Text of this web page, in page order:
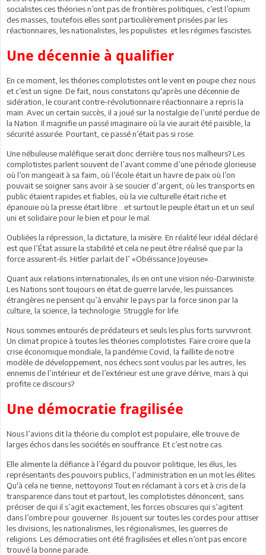
socialistes ces théories n’ont pas de frontières politiques, c’est l’opium
des masses, toutefois elles sont particulièrement prisées par les
réactionnaires, les nationalistes, les populistes et les régimes fascistes.
Une décennie à qualifier
En ce moment, les théories complotistes ont le vent en poupe chez nous
et c’est un signe. De fait, nous constatons qu'après une décennie de
sidération, le courant contre-révolutionnaire réactionnaire a repris la
main. Avec un certain succès, il a joué sur la nostalgie de l’unité perdue de
la Nation. Il magnifie un passé imaginaire où la vie aurait été paisible, la
sécurité assurée. Pourtant, ce passé n’était pas si rose.
Une nébuleuse maléfique serait donc derrière tous nos malheurs? Les
complotistes parlent souvent de l’avant comme d’une période glorieuse
où l’on mangeait à sa faim, où l’école était un havre de paix où l’on
pouvait se soigner sans avoir à se soucier d’argent, où les transports en
public étaient rapides et fiables, où la vie culturelle était riche et
épanouie où la presse était libre …et surtout le peuple était un et un seul
uni et solidaire pour le bien et pour le mal.
Oubliées la répression, la dictature, la misère. En réalité leur idéal déclaré
est que l’État assure la stabilité et cela ne peut être réalisé que par la
force assurent-ils. Hitler parlait de l’ «Obéissance Joyeuse».
Quant aux relations internationales, ils en ont une vision néo-Darwiniste.
Les Nations sont toujours en état de guerre larvée, les puissances
étrangères ne pensent qu’à envahir le pays par la force sinon par la
culture, la science, la technologie. Struggle for life.
Nous sommes entourés de prédateurs et seuls les plus forts survivront.
Un climat propice à toutes les théories complotistes. Faire croire que la
crise économique mondiale, la pandémie Covid, la faillite de notre
modèle de développement, nos échecs sont voulus par les autres, les
ennemis de l’intérieur et de l’extérieur est une grave dérive, mais à qui
profite ce discours?
Une démocratie fragilisée
Nous l’avions dit la théorie du complot est populaire, elle trouve de
larges échos dans les sociétés en souffrance. Et c’est notre cas.
Elle alimente la défiance à l’égard du pouvoir politique, les élus, les
représentants des pouvoirs publics, l’administration en un mot les élites.
Qu'à cela ne tienne, nettoyons! Tout en réclamant à cors et à cris de la
transparence dans tout et partout, les complotistes dénoncent, sans
préciser de qui il s’agit exactement, les forces obscures qui s’agitent
dans l’ombre pour gouverner. Ils jouent sur toutes les cordes pour attiser
les divisions, les nationalismes, les régionalismes, les guerres de
religions. Les démocraties ont été fragilisées et elles n’ont pas encore
trouvé la bonne parade.